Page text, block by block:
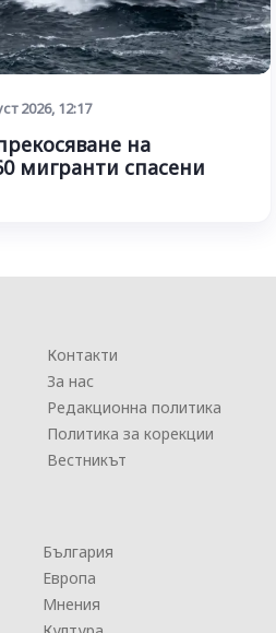
2026, 12:17
на
мигранти спасени
Контакти
За нас
Редакционна политика
Политика за корекции
Вестникът
България
Европа
Мнения